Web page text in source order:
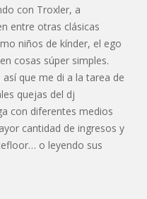
con Troxler, a
entre otras clásicas
niños de kínder, el ego
cosas súper simples.
que me di a la tarea de
quejas del dj
con diferentes medios
cantidad de ingresos y
o leyendo sus